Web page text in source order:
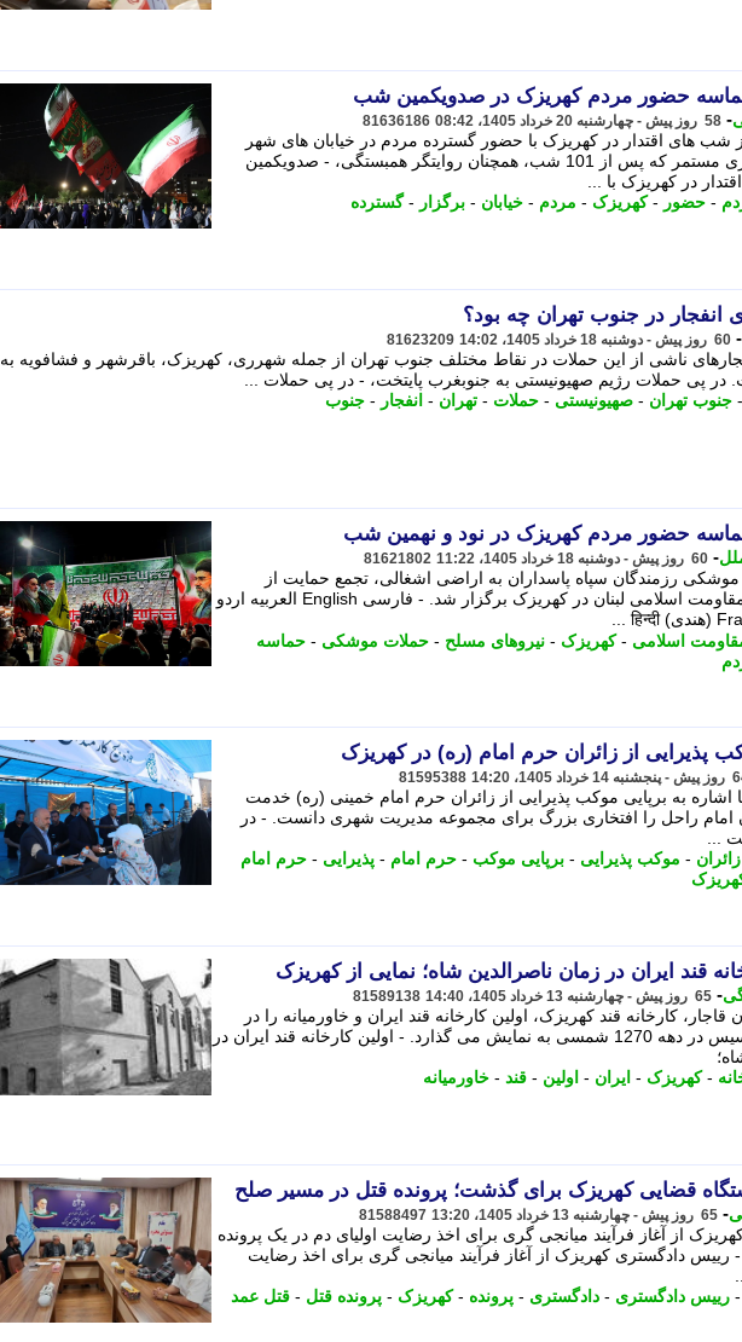
حضور مردم کهریزک در صدویکمین شب
- 58 روز پیش - چهارشنبه 20 خرداد 1405، 08:42 81636186
های اقتدار در کهریزک با حضور گسترده مردم در خیابان های شهر
برگزار شد؛ حضوری مستمر که پس از 101 شب، همچنان روایتگر همبستگی، - صدویکمین
در کهریزک با ...
- حضور -کهریزک - مردم - خیابان - برگزار -گسترده
در جنوب تهران چه بود؟
- 60 روز پیش - دوشنبه 18 خرداد 1405، 14:02 81623209
ناشی از این حملات در نقاط مختلف جنوب تهران از جمله شهرری، کهریزک، باقرشهر و فشافویه به
پی حملات رژیم صهیونیستی به جنوبغرب پایتخت، - در پی حملات ...
- جنوب تهران - صهیونیستی - حملات - تهران - انفجار - جنوب
حضور مردم کهریزک در نود و نهمین شب
- 60 روز پیش - دوشنبه 18 خرداد 1405، 11:22 81621802
رزمندگان سپاه پاسداران به اراضی اشغالی، تجمع حمایت از
نیروهای مسلح و مقاومت اسلامی لبنان در کهریزک برگزار شد. - فارسی English العربیه اردو
اسلامی -کهریزک - نیروهای مسلح - حملات موشکی - حماسه
پذیرایی از زائران حرم امام (ره) در کهریزک
خرداد 1405، 14:20 81595388
اشاره به برپایی موکب پذیرایی از زائران حرم امام خمینی (ره) خدمت
امام راحل را افتخاری بزرگ برای مجموعه مدیریت شهری دانست. - در
...
- موکب پذیرایی - برپایی موکب - حرم امام - پذیرایی - حرم امام
قند ایران در زمان ناصرالدین شاه؛ نمایی از کهریزک
- 65 روز پیش - چهارشنبه 13 خرداد 1405، 14:40 81589138
کارخانه قند کهریزک، اولین کارخانه قند ایران و خاورمیانه را در
سال های اولیه تاسیس در دهه 1270 شمسی به نمایش می گذارد. - اولین کارخانه قند ایران در
-کهریزک - ایران - اولین - قند - خاورمیانه
قضایی کهریزک برای گذشت؛ پرونده قتل در مسیر صلح
- 65 روز پیش - چهارشنبه 13 خرداد 1405، 13:20 81588497
از آغاز فرآیند میانجی گری برای اخذ رضایت اولیای دم در یک پرونده
رییس دادگستری کهریزک از آغاز فرآیند میانجی گری برای اخذ رضایت
- رییس دادگستری - دادگستری - پرونده -کهریزک - پرونده قتل - قتل عمد